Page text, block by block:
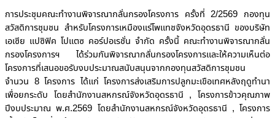
การประชุมคณะทำงานพิจารณากลั่นกรองโครงการ ครั้งที่ 2/2569 กองทุน
สวัสดิการชุมชน สำหรับโครงการเหมืองแร่โพแทชจังหวัดอุดรธานี ของบริษัท
เอเซีย แปซิฟิค โปแตซ คอร์ปอเรชั่น จำกัด ครั้งนี้ คณะทำงานพิจารณากลั่น
กรองโครงการฯ ได้ร่วมกันพิจารณากลั่นกรองโครงการและให้ความเห็นต่อ
โครงการที่เสนอขอรับงบประมาณสนับสนุนจากกองทุนสวัสดิการชุมชน
จำนวน 8 โครงการ ได้แก่ โครงการส่งเสริมการปลูกมะเขือเทศหลังฤดูทำนา
เพื่อยกระดับ โดยสำนักงานสหกรณ์จังหวัดอุดรธานี , โครงการข้าวคุณภาพ
ปีงบประมาณ พ.ศ.2569 โดยสำนักงานสหกรณ์จังหวัดอุดรธานี , โครงการ